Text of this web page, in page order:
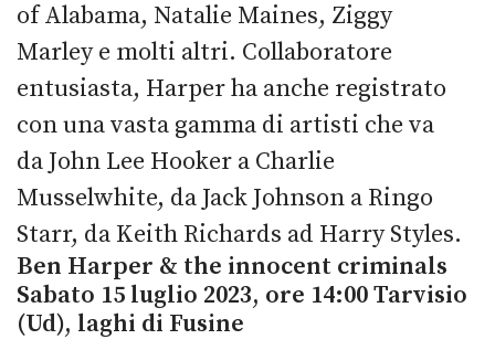
of Alabama, Natalie Maines, Ziggy
Marley e molti altri. Collaboratore
entusiasta, Harper ha anche registrato
con una vasta gamma di artisti che va
da John Lee Hooker a Charlie
Musselwhite, da Jack Johnson a Ringo
Starr, da Keith Richards ad Harry Styles.
Ben Harper & the innocent criminals
Sabato 15 luglio 2023, ore 14:00 Tarvisio
(Ud), laghi di Fusine